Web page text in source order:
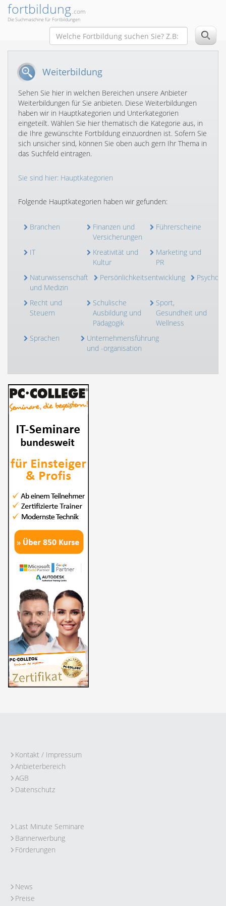
fortbildung.com
Die Suchmaschine für Fortbildungen
Weiterbildung
Sehen Sie hier in welchen Bereichen unsere Anbieter
Weiterbildungen für Sie anbieten. Diese Weiterbildungen
haben wir in Hauptkategorien und Unterkategorien
eingeteilt. Wählen Sie hier thematisch die Kategorie aus, in
die Ihre gewünschte Fortbildung einzuordnen ist. Sofern Sie
sich unsicher sind, können Sie oben auch gern Ihr Thema in
das Suchfeld eintragen.
Sie sind hier: Hauptkategorien
Folgende Hauptkategorien haben wir gefunden:
Branchen
Finanzen und
Versicherungen
Führerscheine
IT
Kreativität und
Kultur
Marketing und
PR
Naturwissenschaft
und Medizin
Persönlichkeitsentwicklung
Recht und
Steuern
Schulische
Ausbildung und
Pädagogik
Sport,
Gesundheit und
Wellness
Sprachen
Unternehmensführung
und -organisation
Kontakt / Impressum
Anbieterbereich
AGB
Datenschutz
Last Minute Seminare
Bannerwerbung
Förderungen
News
Preise